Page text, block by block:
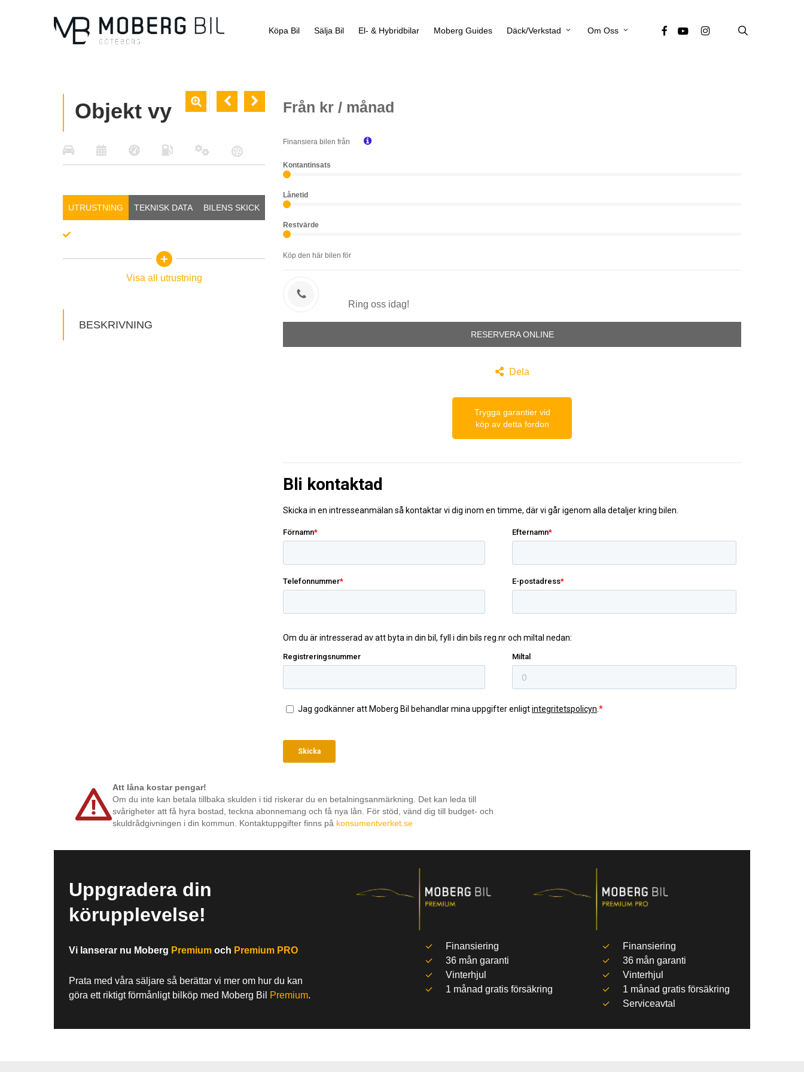
Köpa Bil Sälja Bil El- & Hybridbilar Moberg Guides Däck/Verkstad Om Oss facebookyoutubeinstagram
  
Objekt vy

UTRUSTNING TEKNISK DATA BILENS SKICK
Visa all utrustning
BESKRIVNING
Från kr / månad
Finansiera bilen från 
Kontantinsats
Lånetid
Restvärde
Köp den här bilen för

Ring oss idag!
RESERVERA ONLINE
 Dela
Trygga garantier vid
köp av detta fordon
Att låna kostar pengar!
Om du inte kan betala tillbaka skulden i tid riskerar du en betalningsanmärkning. Det kan leda till
svårigheter att få hyra bostad, teckna abonnemang och få nya lån. För stöd, vänd dig till budget- och
skuldrådgivningen i din kommun. Kontaktuppgifter finns på konsumentverket.se
Uppgradera din
körupplevelse!
Vi lanserar nu Moberg Premium och Premium PRO
Prata med våra säljare så berättar vi mer om hur du kan
göra ett riktigt förmånligt bilköp med Moberg Bil
Premium.
Finansiering
36 mån garanti
Vinterhjul
1 månad gratis försäkring
Finansiering
36 mån garanti
Vinterhjul
1 månad gratis försäkring
Serviceavtal